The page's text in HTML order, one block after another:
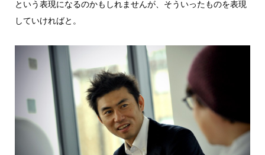
という表現になるのかもしれませんが、そういったものを表現
していければと。